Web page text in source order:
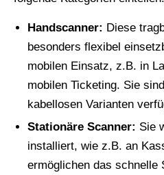
Handscanner: Diese
besonders flexibel
mobilen Einsatz, z.B. in
mobilen Ticketing. Sie
kabellosen Varianten
Stationäre Scanner: Sie
installiert, wie z.B. an
ermöglichen das schnelle